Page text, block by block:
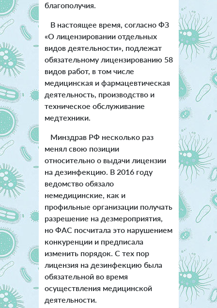
благополучия.
В настоящее время, согласно ФЗ
«О лицензировании отдельных
видов деятельности», подлежат
обязательному лицензированию 58
видов работ, в том числе
медицинская и фармацевтическая
деятельность, производство и
техническое обслуживание
медтехники.
Минздрав РФ несколько раз
менял свою позиции
относительно о выдачи лицензии
на дезинфекцию. В 2016 году
ведомство обязало
немедицинские, как и
профильные организации получать
разрешение на дезмероприятия,
но ФАС посчитала это нарушением
конкуренции и предписала
изменить порядок. С тех пор
лицензия на дезинфекцию была
обязательной во время
осуществления медицинской
деятельности.